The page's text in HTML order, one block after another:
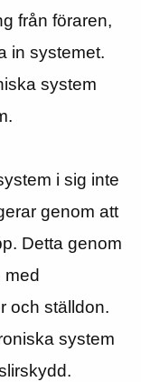
från föraren,
in systemet.
system
i sig inte
genom att
Detta genom
och ställdon.
system